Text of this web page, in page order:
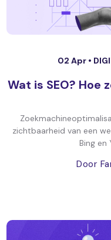
02 Apr •
Wat is SEO?
zichtbaarheid van een
Bing en
Door